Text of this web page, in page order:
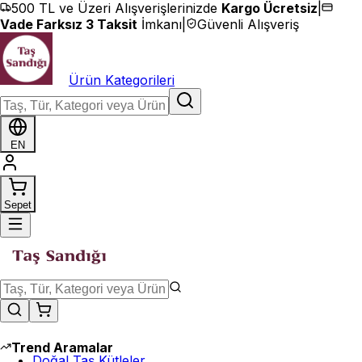
İçeriğe geç
500 TL ve Üzeri Alışverişlerinizde Kargo Ücretsiz
Vade Farksız 3 Taksit İmkanı Güvenli Alışveriş
Ürün Kategorileri
EN
Sepet
Trend Aramalar